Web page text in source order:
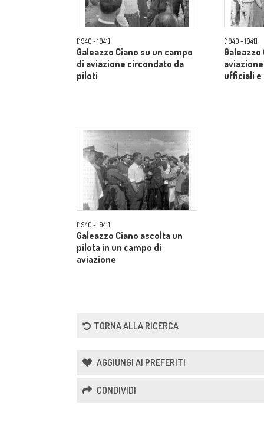
[1940 - 1941]
Galeazzo Ciano su un campo
di aviazione circondato da
piloti
[1940 - 1941]
ufficiali
[1940 - 1941]
Galeazzo Ciano ascolta un
pilota in un campo di
aviazione
TORNA ALLA RICERCA
AGGIUNGI AI PREFERITI
CONDIVIDI